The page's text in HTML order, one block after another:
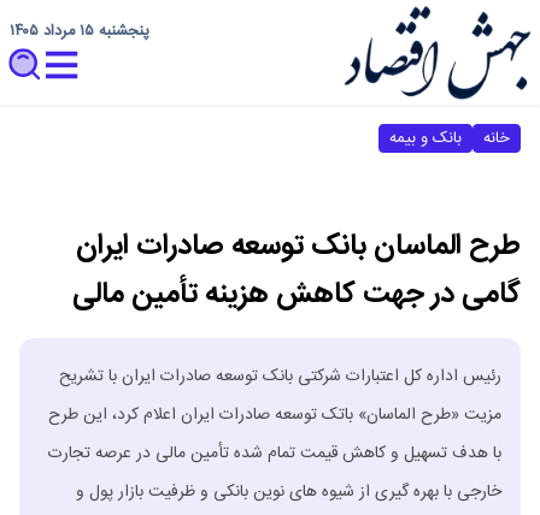
پنجشنبه ۱۵ مرداد ۱۴۰۵
خانه بانک و بیمه
طرح الماسان بانک توسعه صادرات ایران
گامی در جهت کاهش هزینه تأمین مالی
رئیس اداره کل اعتبارات شرکتی بانک توسعه صادرات ایران با تشریح
مزیت «طرح الماسان» باتک توسعه صادرات ایران اعلام کرد، این طرح
با هدف تسهیل و کاهش قیمت تمام شده تأمین مالی در عرصه تجارت
خارجی با بهره گیری از شیوه های نوین بانکی و ظرفیت بازار پول و